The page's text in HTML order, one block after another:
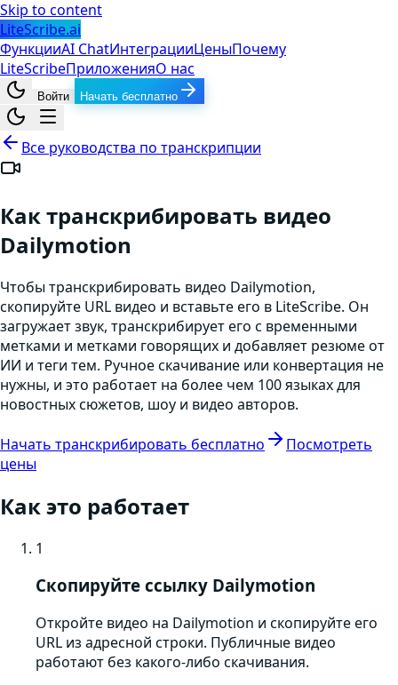
Skip to content
LiteScribe.ai
ФункцииAI ChatИнтеграцииЦеныПочему
LiteScribeПриложенияО нас
Войти Начать бесплатно
Все руководства по транскрипции
Как транскрибировать видео
Dailymotion
Чтобы транскрибировать видео Dailymotion,
скопируйте URL видео и вставьте его в LiteScribe. Он
загружает звук, транскрибирует его с временными
метками и метками говорящих и добавляет резюме от
ИИ и теги тем. Ручное скачивание или конвертация не
нужны, и это работает на более чем 100 языках для
новостных сюжетов, шоу и видео авторов.
Начать транскрибировать бесплатно
Посмотреть
цены
Как это работает
1
Скопируйте ссылку Dailymotion
Откройте видео на Dailymotion и скопируйте его
URL из адресной строки. Публичные видео
работают без какого-либо скачивания.